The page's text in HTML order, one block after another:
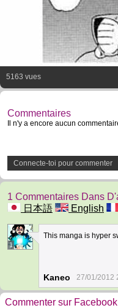
5163 vues
Commentaires
Il n'y a encore aucun
Connecte-toi pour commenter
1 Commentaires Dans
日本語
English
1
This manga is hyper
Kaneo 27/01/2012
Commenter sur Facebook